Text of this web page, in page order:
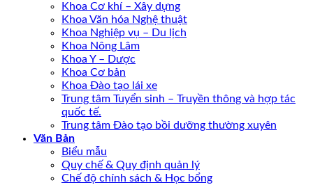
Khoa Cơ khí – Xây dựng
Khoa Văn hóa Nghệ thuật
Khoa Nghiệp vụ – Du lịch
Khoa Nông Lâm
Khoa Y – Dược
Khoa Cơ bản
Khoa Đào tạo lái xe
Trung tâm Tuyển sinh – Truyền thông và hợp tác
quốc tế.
Trung tâm Đào tạo bồi dưỡng thường xuyên
Văn Bản
Biểu mẫu
Quy chế & Quy định quản lý
Chế độ chính sách & Học bổng